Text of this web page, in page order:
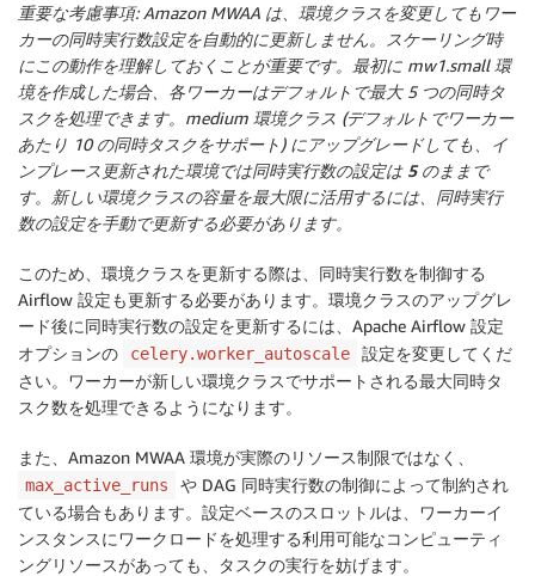
重要な考慮事項: Amazon MWAA は、環境クラスを変更してもワー
カーの同時実行数設定を自動的に更新しません。スケーリング時
にこの動作を理解しておくことが重要です。最初に mw1.small 環
境を作成した場合、各ワーカーはデフォルトで最大 5 つの同時タ
スクを処理できます。medium 環境クラス (デフォルトでワーカー
あたり 10 の同時タスクをサポート) にアップグレードしても、イ
ンプレース更新された環境では同時実行数の設定は 5 のままで
す。新しい環境クラスの容量を最大限に活用するには、同時実行
数の設定を手動で更新する必要があります。
このため、環境クラスを更新する際は、同時実行数を制御する
Airflow 設定も更新する必要があります。環境クラスのアップグレ
ード後に同時実行数の設定を更新するには、Apache Airflow 設定
オプションの
celery.worker_autoscale
設定を変更してくだ
さい。ワーカーが新しい環境クラスでサポートされる最大同時タ
スク数を処理できるようになります。
また、Amazon MWAA 環境が実際のリソース制限ではなく、
max_active_runs
や DAG 同時実行数の制御によって制約され
ている場合もあります。設定ベースのスロットルは、ワーカーイ
ンスタンスにワークロードを処理する利用可能なコンピューティ
ングリソースがあっても、タスクの実行を妨げます。